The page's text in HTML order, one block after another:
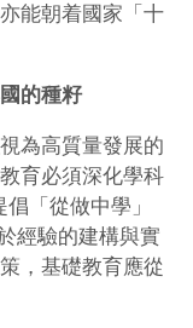
能朝着國家「十
的種籽
為高質量發展的
育必須深化學科
「從做中學」
經驗的建構與實
，基礎教育應從